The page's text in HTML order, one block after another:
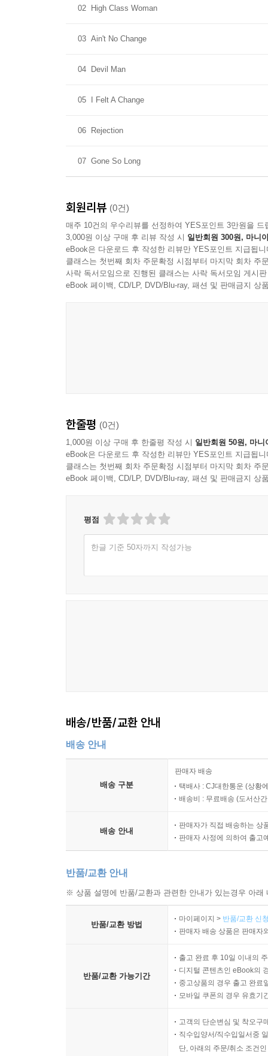
02 High Class Woman
03 Ain't No Change
04 Devil Man
05 I Felt A Change
06 Rejection
07 Gone So Long
회원리뷰 (0건)
매주 10건의 우수리뷰를 선정하여 YES포인트 3만원을 드
3,000원 이상 구매 후 리뷰 작성 시 일반회원 300원, 마니
eBook은 다운로드 후 작성한 리뷰만 YES포인트 지급됩니
클래스는 첫번째 회차 주문확정 시점부터 마지막 회차 주
사락 독서모임으로 진행된 클래스는 사락 독서모임 게시
eBook 페이백, CD/LP, DVD/Blu-ray, 패션 및 판매금지 상
한줄평 (0건)
1,000원 이상 구매 후 한줄평 작성 시 일반회원 50원, 마니
eBook은 다운로드 후 작성한 리뷰만 YES포인트 지급됩니
클래스는 첫번째 회차 주문확정 시점부터 마지막 회차 주
eBook 페이백, CD/LP, DVD/Blu-ray, 패션 및 판매금지 상
평점
한글 기준 50자까지 작성가능
배송/반품/교환 안내
배송 안내
배송 구분
판매자 배송
택배사 : CJ대한통운 (상황
배송비 : 무료배송 (도서산
배송 안내
판매자가 직접 배송하는 상
판매자 사정에 의하여 출고
반품/교환 안내
※ 상품 설명에 반품/교환과 관련한 안내가 있는경우 아
반품/교환 방법
마이페이지 > 반품/교환 신
판매자 배송 상품은 판매자
반품/교환 가능기간
출고 완료 후 10일 이내의
디지털 콘텐츠인 eBook의
중고상품의 경우 출고 완료
모바일 쿠폰의 경우 유효기
고객의 단순변심 및 착오구
직수입양서/직수입일서중
단, 아래의 주문/취소 조건